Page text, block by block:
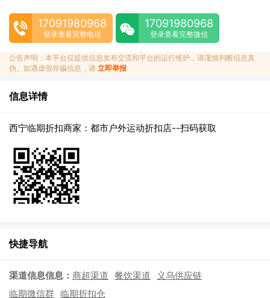
17091980968
登录查看完整电话
17091980968
登录查看完整微信
公告声明：本平台仅提供信息发布交流和平台的运行维护，请谨慎判断信息真
伪。如遇虚假诈骗信息，请 立即举报
信息详情
西宁临期折扣商家：都市户外运动折扣店--扫码获取
快捷导航
渠道信息信息： 商超渠道 餐饮渠道
义乌供应链
临期微信群 临期折扣仓